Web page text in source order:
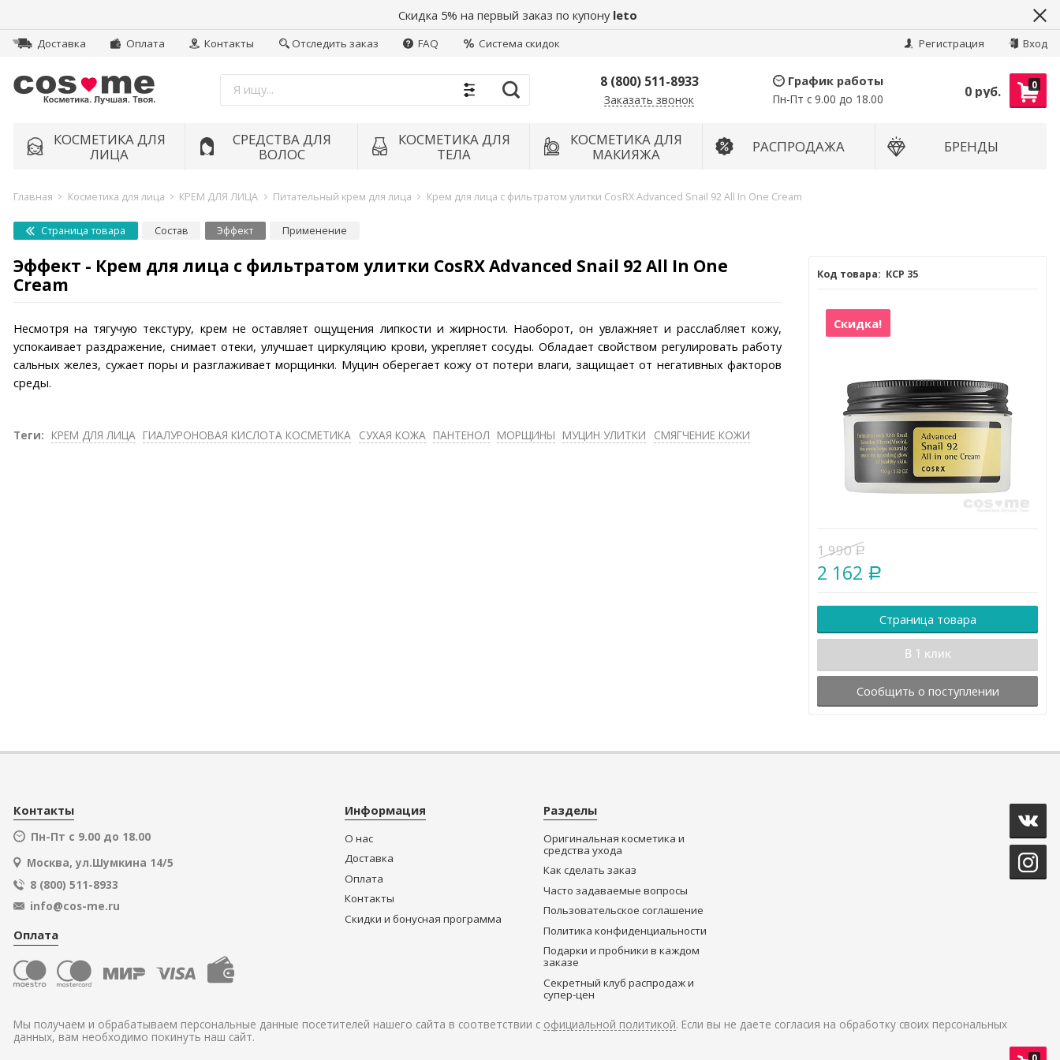
Скидка 5% на первый заказ по купону leto
Доставка Оплата Контакты Отследить заказ FAQ Система скидок Регистрация Вход
Найти
8 (800) 511-8933
Заказать звонок
График работы
Пн-Пт с 9.00 до 18.00
0
0 руб.
КОСМЕТИКА ДЛЯ
ЛИЦА
СРЕДСТВА ДЛЯ
ВОЛОС
КОСМЕТИКА ДЛЯ
ТЕЛА
КОСМЕТИКА ДЛЯ
МАКИЯЖА
РАСПРОДАЖА БРЕНДЫ
Главная Косметика для лица КРЕМ ДЛЯ ЛИЦА Питательный крем для лица Крем для лица с фильтратом улитки CosRX Advanced Snail 92 All In One Cream
Страница товара Состав Эффект Применение
Эффект - Крем для лица с фильтратом улитки CosRX Advanced Snail 92 All In One
Cream
Несмотря на тягучую текстуру, крем не оставляет ощущения липкости и жирности. Наоборот, он увлажняет и расслабляет кожу,
успокаивает раздражение, снимает отеки, улучшает циркуляцию крови, укрепляет сосуды. Обладает свойством регулировать работу
сальных желез, сужает поры и разглаживает морщинки. Муцин оберегает кожу от потери влаги, защищает от негативных факторов
среды.
Теги: КРЕМ ДЛЯ ЛИЦА ГИАЛУРОНОВАЯ КИСЛОТА КОСМЕТИКА СУХАЯ КОЖА ПАНТЕНОЛ МОРЩИНЫ МУЦИН УЛИТКИ СМЯГЧЕНИЕ КОЖИ
КСР 35
Скидка!
1 990Р
2 162 Р
Страница товара
В 1 клик
Сообщить о поступлении
Контакты
Пн-Пт с 9.00 до 18.00
Москва, ул.Шумкина 14/5
8 (800) 511-8933
info@cos-me.ru
Оплата
Информация
О нас
Доставка
Оплата
Контакты
Скидки и бонусная программа
Разделы
Оригинальная косметика и
средства ухода
Как сделать заказ
Часто задаваемые вопросы
Пользовательское соглашение
Политика конфиденциальности
Подарки и пробники в каждом
заказе
Секретный клуб распродаж и
супер-цен
Мы получаем и обрабатываем персональные данные посетителей нашего сайта в соответствии с официальной политикой. Если вы не даете согласия на обработку своих персональных
данных, вам необходимо покинуть наш сайт.